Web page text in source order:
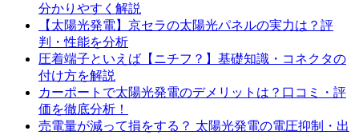
分かりやすく解説
【太陽光発電】京セラの太陽光パネルの実力は？評
判・性能を分析
圧着端子といえば【ニチフ？】基礎知識・コネクタの
付け方を解説
カーポートで太陽光発電のデメリットは？口コミ・評
価を徹底分析！
売電量が減って損をする？ 太陽光発電の電圧抑制・出